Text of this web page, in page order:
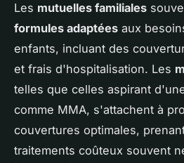
Les mutuelles familiales
formules adaptées aux
enfants, incluant des
et frais d'hospitalisation. Les
telles que celles aspirant
comme MMA, s'attachent à
couvertures optimales,
traitements coûteux souvent